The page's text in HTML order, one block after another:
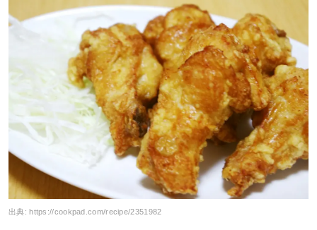
出典: https://cookpad.com/recipe/2351982